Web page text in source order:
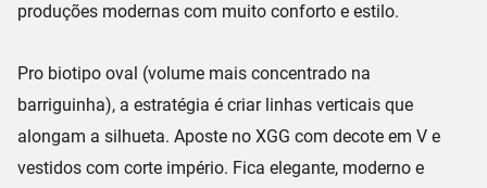
produções modernas com muito conforto e estilo.
Pro biotipo oval (volume mais concentrado na
barriguinha), a estratégia é criar linhas verticais que
alongam a silhueta. Aposte no XGG com decote em V e
vestidos com corte império. Fica elegante, moderno e